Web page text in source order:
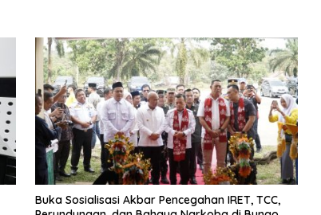
Buka Sosialisasi Akbar Pencegahan IRET, TCC,